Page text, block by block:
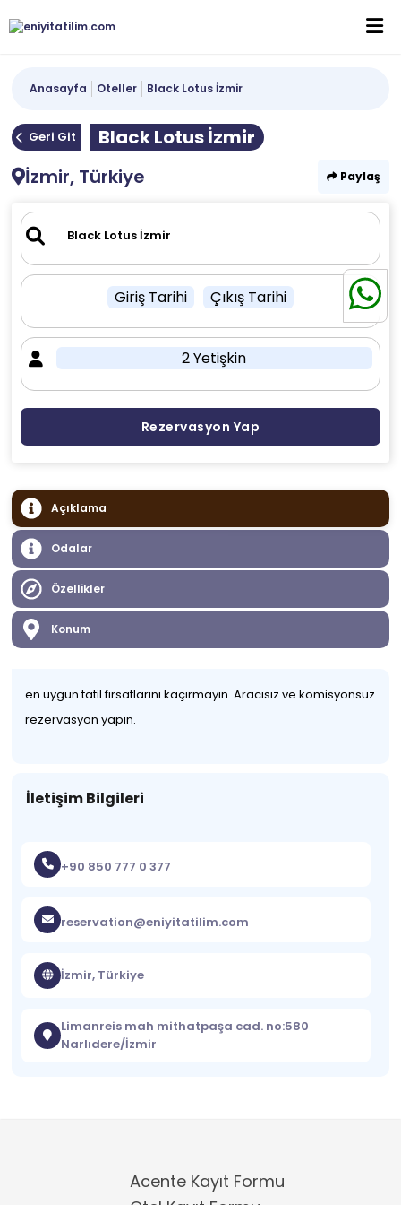
Anasayfa Oteller Black Lotus İzmir
Geri Git
Black Lotus İzmir
İzmir, Türkiye
Paylaş
Giriş Tarihi Çıkış Tarihi
2 Yetişkin
Rezervasyon Yap
Açıklama
Odalar
Özellikler
Konum
en uygun tatil fırsatlarını kaçırmayın. Aracısız ve komisyonsuz
rezervasyon yapın.
İletişim Bilgileri
+90 850 777 0 377
reservation@eniyitatilim.com
İzmir, Türkiye
Limanreis mah mithatpaşa cad. no:580
Narlıdere/İzmir
Acente Kayıt Formu